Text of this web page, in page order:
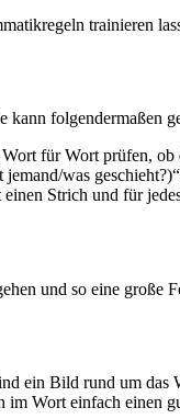
trainieren
kann folgendermaßen
für Wort prüfen,
was
Strich und für
und so eine große
ein Bild rund um
im Wort einfach einen